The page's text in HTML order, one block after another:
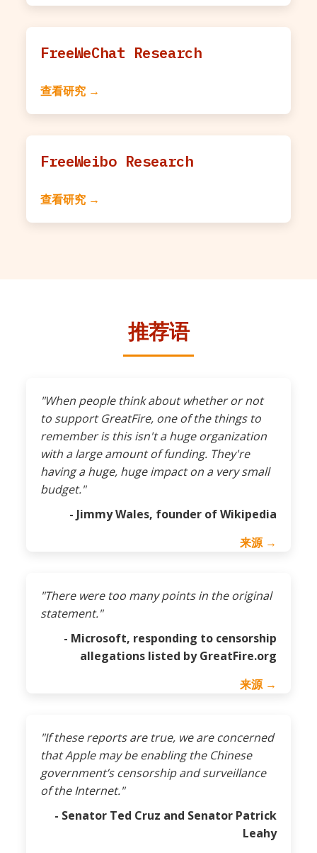
FreeWeChat Research
查看研究 →
FreeWeibo Research
查看研究 →
推荐语
"When people think about whether or not
to support GreatFire, one of the things to
remember is this isn't a huge organization
with a large amount of funding. They're
having a huge, huge impact on a very small
budget."
- Jimmy Wales, founder of Wikipedia
来源 →
"There were too many points in the original
statement."
- Microsoft, responding to censorship
allegations listed by GreatFire.org
来源 →
"If these reports are true, we are concerned
that Apple may be enabling the Chinese
government’s censorship and surveillance
of the Internet."
- Senator Ted Cruz and Senator Patrick
Leahy